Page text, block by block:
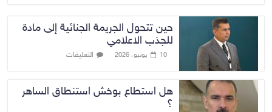
حين تتحول الجريمة الجنائية إلى مادة
للجذب الاعلامي
10 يونيو، 2026 التعليقات
هل استطاع بوخش استنطاق الساهر
؟